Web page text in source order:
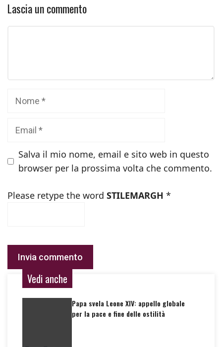
Lascia un commento
Salva il mio nome, email e sito web in questo
browser per la prossima volta che commento.
Please retype the word STILEMARGH *
Vedi anche
Papa svela Leone XIV: appello globale
per la pace e fine delle ostilità